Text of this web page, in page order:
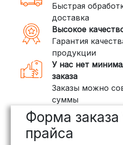
(ПЭК, КИТ, Байкал
Если ваш заказ
тяжелые товары, мы
воспользоваться
специализирующихся
грузов:
ПЭК: Сроки
дней, стоимость
индивидуально
рублей
Быстрая
доставка
Высокое
Гарантия
продукции
У нас нет
заказа
Заказы можно
суммы
Форма заказа
прайса